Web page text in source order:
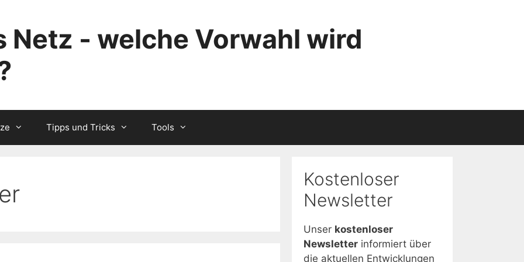
Netz - welche Vorwahl wird
Tipps und Tricks Tools
Kostenloser
Newsletter
Unser kostenloser
Newsletter informiert über
die aktuellen Entwicklungen